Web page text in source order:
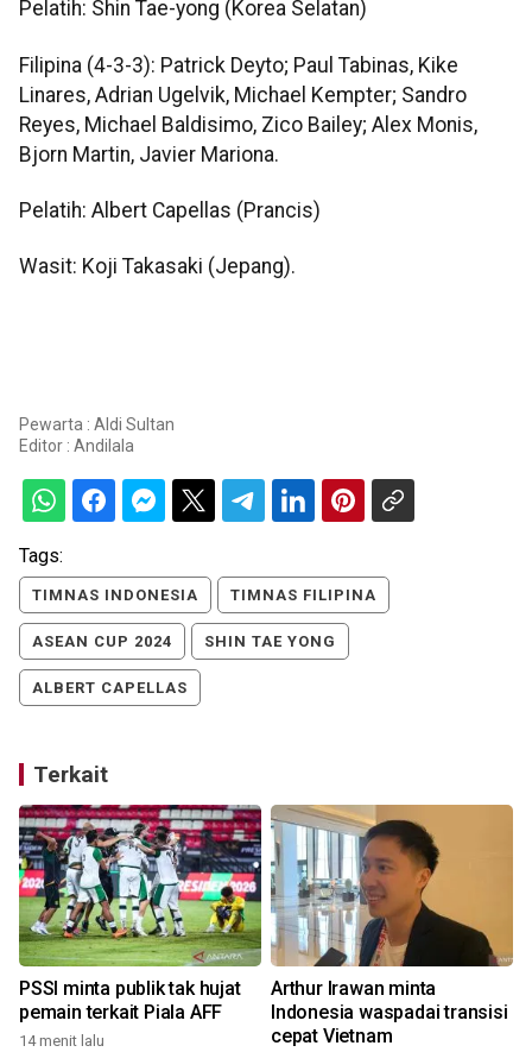
Pelatih: Shin Tae-yong (Korea Selatan)
Filipina (4-3-3): Patrick Deyto; Paul Tabinas, Kike
Linares, Adrian Ugelvik, Michael Kempter; Sandro
Reyes, Michael Baldisimo, Zico Bailey; Alex Monis,
Bjorn Martin, Javier Mariona.
Pelatih: Albert Capellas (Prancis)
Wasit: Koji Takasaki (Jepang).
Pewarta : Aldi Sultan
Editor : Andilala
Tags:
TIMNAS INDONESIA TIMNAS FILIPINA
ASEAN CUP 2024 SHIN TAE YONG
ALBERT CAPELLAS
Terkait
PSSI minta publik tak hujat
pemain terkait Piala AFF
14 menit lalu
Arthur Irawan minta
Indonesia waspadai transisi
cepat Vietnam